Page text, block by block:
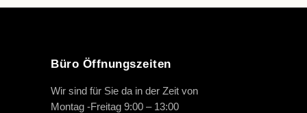
Büro Öffnungszeiten
Wir sind für Sie da in der Zeit von
Montag -Freitag 9:00 – 13:00